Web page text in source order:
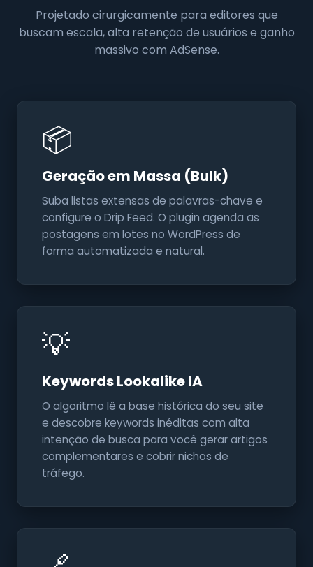
Projetado cirurgicamente para editores que
buscam escala, alta retenção de usuários e ganho
massivo com AdSense.
📦
Geração em Massa (Bulk)
Suba listas extensas de palavras-chave e
configure o Drip Feed. O plugin agenda as
postagens em lotes no WordPress de
forma automatizada e natural.
💡
Keywords Lookalike IA
O algoritmo lê a base histórica do seu site
e descobre keywords inéditas com alta
intenção de busca para você gerar artigos
complementares e cobrir nichos de
tráfego.